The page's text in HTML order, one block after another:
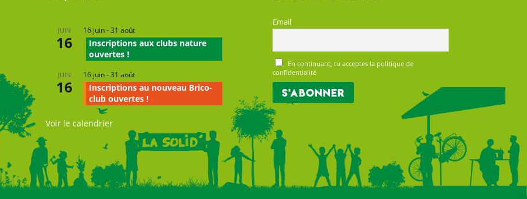
JUIN
16
16 juin-31 août
Inscriptions aux clubs nature
ouvertes !
JUIN
16
16 juin-31 août
Inscriptions au nouveau Brico-
club ouvertes !
Voir le calendrier
Email
En continuant, tu acceptes la politique de
confidentialité